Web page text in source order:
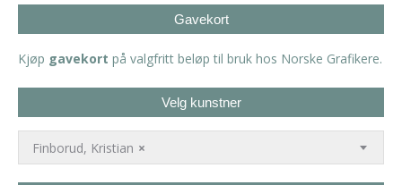
Gavekort
Kjøp gavekort på valgfritt beløp til bruk hos Norske Grafikere.
Velg kunstner
×
Finborud, Kristian